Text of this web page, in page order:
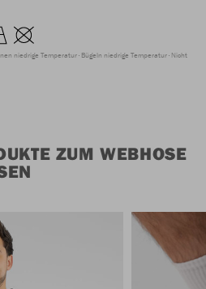
niedrige Temperatur Bügeln niedrige Temperatur Nicht
ZUM WEBHOSE